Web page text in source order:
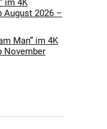
im 4K
August 2026 –
Man“ im 4K
November